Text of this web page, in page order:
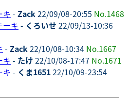
キ - Zack22/09/08-20:55 No.1468
ーキ - くろいせ 22/09/13-10:36
- Zack22/10/08-10:34 No.1667
キ - たけ 22/10/08-17:47 No.1671
キ - くま165122/10/09-23:54